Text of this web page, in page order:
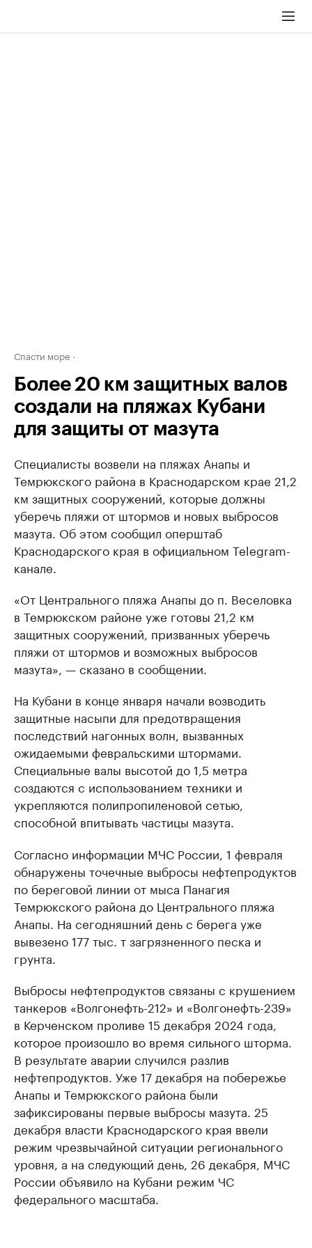
Спасти море
Более 20 км защитных валов
создали на пляжах Кубани
для защиты от мазута
Специалисты возвели на пляжах Анапы и
Темрюкского района в Краснодарском крае 21,2
км защитных сооружений, которые должны
уберечь пляжи от штормов и новых выбросов
мазута. Об этом сообщил оперштаб
Краснодарского края в официальном Telegram-
канале.
«От Центрального пляжа Анапы до п. Веселовка
в Темрюкском районе уже готовы 21,2 км
защитных сооружений, призванных уберечь
пляжи от штормов и возможных выбросов
мазута», — сказано в сообщении.
На Кубани в конце января начали возводить
защитные насыпи для предотвращения
последствий нагонных волн, вызванных
ожидаемыми февральскими штормами.
Специальные валы высотой до 1,5 метра
создаются с использованием техники и
укрепляются полипропиленовой сетью,
способной впитывать частицы мазута.
Согласно информации МЧС России, 1 февраля
обнаружены точечные выбросы нефтепродуктов
по береговой линии от мыса Панагия
Темрюкского района до Центрального пляжа
Анапы. На сегодняшний день с берега уже
вывезено 177 тыс. т загрязненного песка и
грунта.
Выбросы нефтепродуктов связаны с крушением
танкеров «Волгонефть-212» и «Волгонефть-239»
в Керченском проливе 15 декабря 2024 года,
которое произошло во время сильного шторма.
В результате аварии случился разлив
нефтепродуктов. Уже 17 декабря на побережье
Анапы и Темрюкского района были
зафиксированы первые выбросы мазута. 25
декабря власти Краснодарского края ввели
режим чрезвычайной ситуации регионального
уровня, а на следующий день, 26 декабря, МЧС
России объявило на Кубани режим ЧС
федерального масштаба.